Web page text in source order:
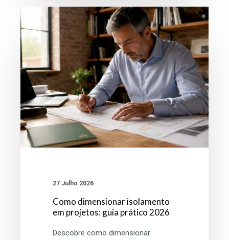
dimensionar
isolamento
em
projetos:
guia
prático
2026
27 Julho 2026
Como dimensionar isolamento
em projetos: guia prático 2026
Descobre como dimensionar